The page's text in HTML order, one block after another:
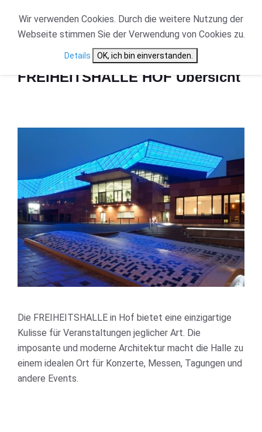
FREIHEITSHALLE HOF Übersicht
FREIHEITSHALLE HOF Übersicht
Die FREIHEITSHALLE in Hof bietet eine einzigartige
Kulisse für Veranstaltungen jeglicher Art. Die
imposante und moderne Architektur macht die Halle zu
einem idealen Ort für Konzerte, Messen, Tagungen und
andere Events.
Wir verwenden Cookies. Durch die weitere Nutzung der
Webseite stimmen Sie der Verwendung von Cookies zu.
Details OK, ich bin einverstanden.